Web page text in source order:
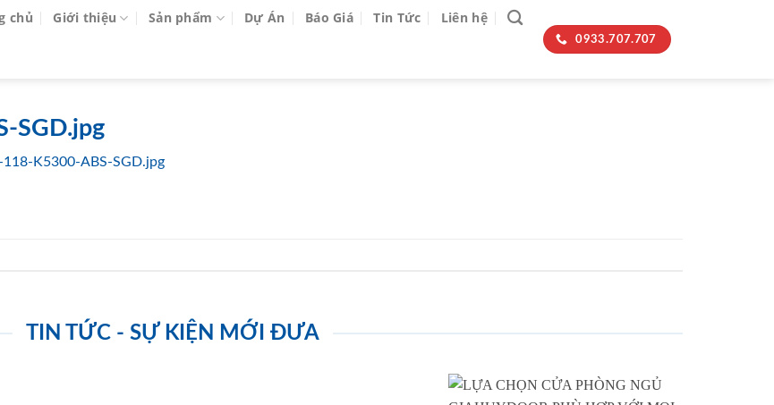
chủ Giới thiệu Sản phẩm Dự Án Báo Giá Tin Tức Liên hệ
0933.707.707
SGD.jpg
118-K5300-ABS-SGD.jpg
TIN TỨC - SỰ KIỆN MỚI ĐƯA